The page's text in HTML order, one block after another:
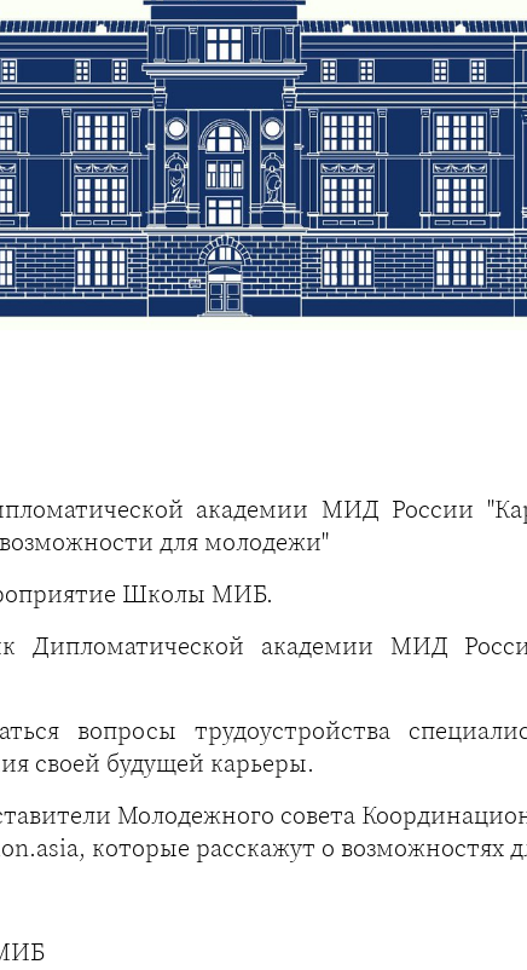
академии МИД России
для молодежи"
Школы МИБ.
Дипломатической академии МИД
вопросы трудоустройства
своей будущей карьеры.
Молодежного совета
которые расскажут о возможностях